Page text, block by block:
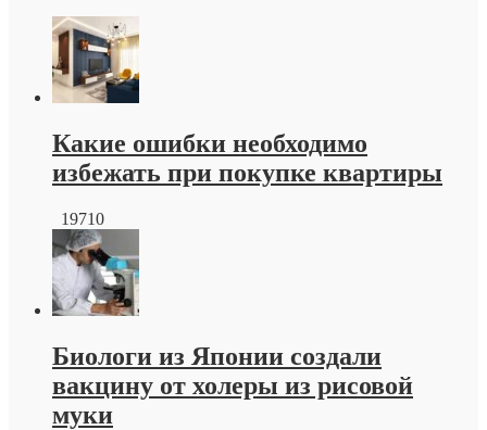
Какие ошибки необходимо
избежать при покупке квартиры
19710
Биологи из Японии создали
вакцину от холеры из рисовой
муки